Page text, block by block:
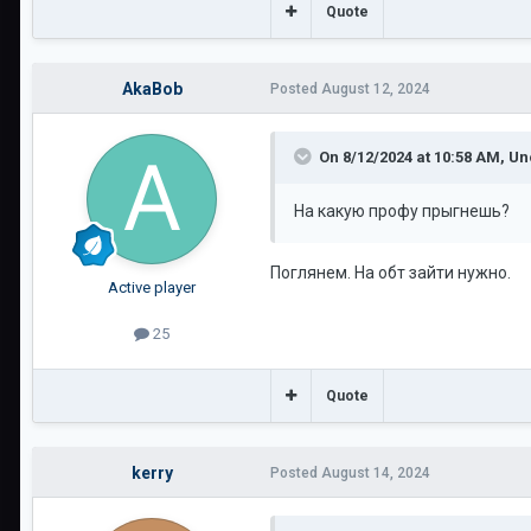
Quote
AkaBob
Active player
25
Posted August 12, 2024
On 8/12/2024 at 10:58 AM,
На какую профу прыгнешь?
Поглянем. На обт зайти нужно.
Quote
kerry Posted August 14, 2024